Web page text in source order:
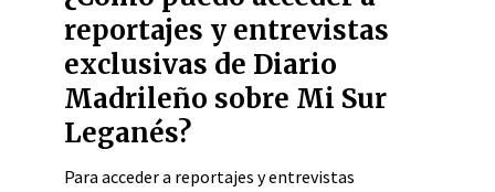
reportajes y entrevistas
exclusivas de Diario
Madrileño sobre Mi Sur
Leganés?
Para acceder a reportajes y entrevistas